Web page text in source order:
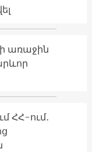
առաջին
ՀՀ-ում․